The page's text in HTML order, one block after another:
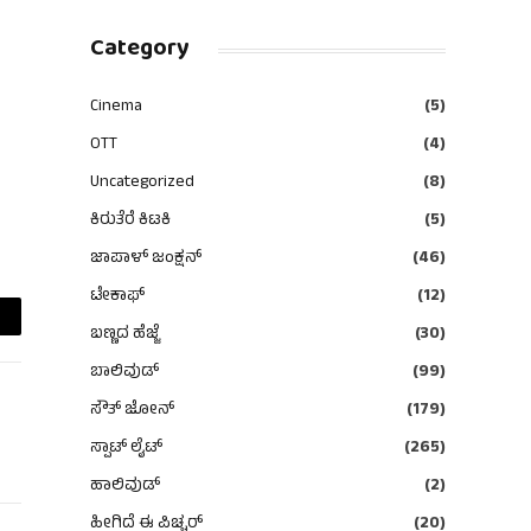
Category
Cinema
(5)
OTT
(4)
Uncategorized
(8)
ಕಿರುತೆರೆ ಕಿಟಕಿ
(5)
ಜಾಪಾಳ್ ಜಂಕ್ಷನ್
(46)
ಟೇಕಾಫ್
(12)
ಬಣ್ಣದ ಹೆಜ್ಜೆ
(30)
ಬಾಲಿವುಡ್
(99)
ಸೌತ್ ಜೋನ್
(179)
ಸ್ಪಾಟ್ ಲೈಟ್
(265)
ಹಾಲಿವುಡ್
(2)
ಹೀಗಿದೆ ಈ ಪಿಚ್ಚರ್
(20)